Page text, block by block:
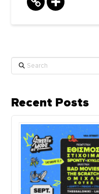
Search
Recent Posts